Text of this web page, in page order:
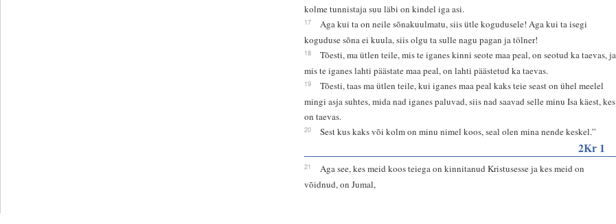
kolme tunnistaja suu läbi on kindel iga asi.
17
Aga kui ta on neile sõnakuulmatu, siis ütle kogudusele! Aga kui ta isegi
koguduse sõna ei kuula, siis olgu ta sulle nagu pagan ja tölner!
18
Tõesti, ma ütlen teile, mis te iganes kinni seote maa peal, on seotud ka taevas, ja
mis te iganes lahti päästate maa peal, on lahti päästetud ka taevas.
19
Tõesti, taas ma ütlen teile, kui iganes maa peal kaks teie seast on ühel meelel
mingi asja suhtes, mida nad iganes paluvad, siis nad saavad selle minu Isa käest, kes
on taevas.
20 Sest kus kaks või kolm on minu nimel koos, seal olen mina nende keskel.”
2Kr 1
21
Aga see, kes meid koos teiega on kinnitanud Kristusesse ja kes meid on
võidnud, on Jumal,